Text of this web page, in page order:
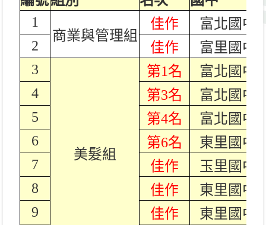
1
商業與管理組
佳作
富北國中
2
佳作
富里國中
3
美髮組
第1名
富北國中
4
第3名
富北國中
5
第4名
富北國中
6
第6名
東里國中
7
佳作
玉里國中
8
佳作
東里國中
9
佳作
東里國中